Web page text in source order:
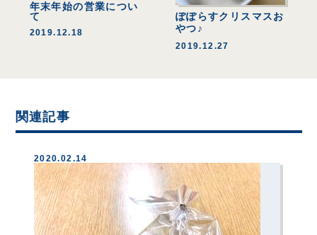
年末年始の営業につい
て
2019.12.18
ぽぽらすクリスマスお
やつ♪
2019.12.27
関連記事
2020.02.14